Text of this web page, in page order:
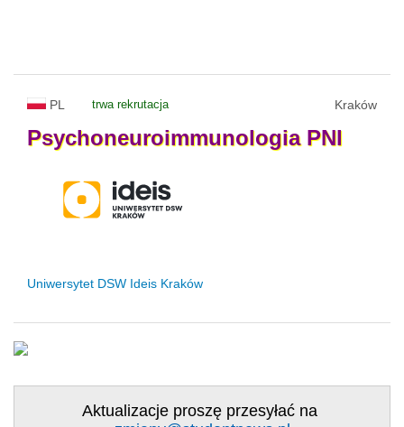
PL trwa rekrutacja Kraków
Psychoneuroimmunologia PNI
Uniwersytet DSW Ideis Kraków
Aktualizacje proszę przesyłać na